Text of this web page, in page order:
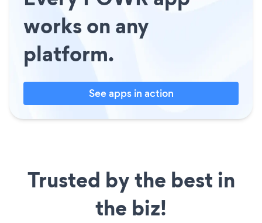
works on any
platform.
See apps in action
Trusted by the best in
the biz!